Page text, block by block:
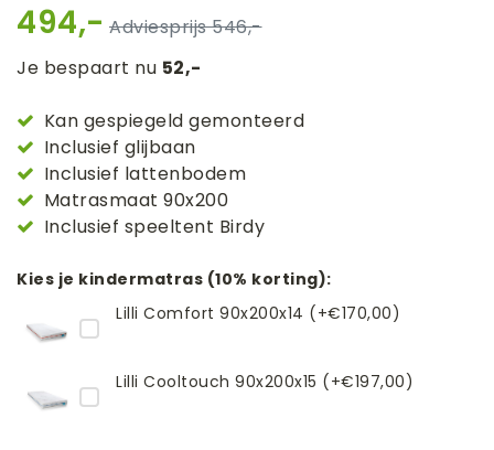
494,-
546,-
Je bespaart nu 52,-
Kan gespiegeld gemonteerd
Inclusief glijbaan
Inclusief lattenbodem
Matrasmaat 90x200
Inclusief speeltent Birdy
Kies je kindermatras (10% korting):
Lilli Comfort 90x200x14 (+€170,00)
Lilli Cooltouch 90x200x15 (+€197,00)